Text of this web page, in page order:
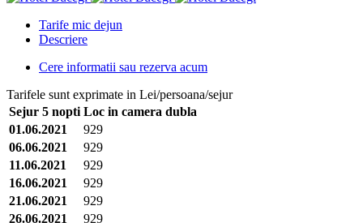
Tarife mic dejun
Descriere
Cere informatii sau rezerva acum
Tarifele sunt exprimate in Lei/persoana/sejur
Sejur 5 nopti Loc in camera dubla
01.06.2021
929
06.06.2021
929
11.06.2021
929
16.06.2021
929
21.06.2021
929
26.06.2021
929